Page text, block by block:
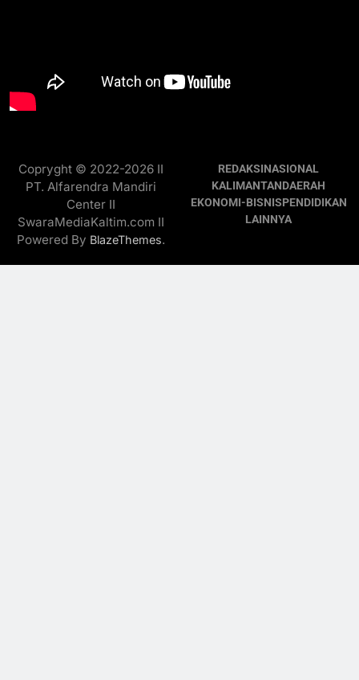
Copryght © 2022-2026 II
PT. Alfarendra Mandiri
Center II
SwaraMediaKaltim.com II
Powered By BlazeThemes.
REDAKSINASIONAL
KALIMANTANDAERAH
EKONOMI-BISNISPENDIDIKAN
LAINNYA